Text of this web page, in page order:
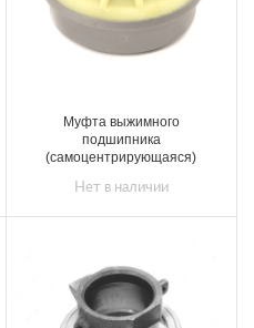
Муфта выжимного
подшипника
(самоцентрирующаяся)
Нет в наличии